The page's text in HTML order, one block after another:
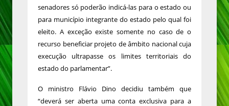
senadores só poderão indicá-las para o estado ou
para município integrante do estado pelo qual foi
eleito. A exceção existe somente no caso de o
recurso beneficiar projeto de âmbito nacional cuja
execução ultrapasse os limites territoriais do
estado do parlamentar”.
O ministro Flávio Dino decidiu também que
“deverá ser aberta uma conta exclusiva para a